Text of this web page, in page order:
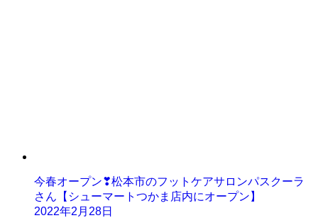
今春オープン❣松本市のフットケアサロンパスクーラ
さん【シューマートつかま店内にオープン】
2022年2月28日